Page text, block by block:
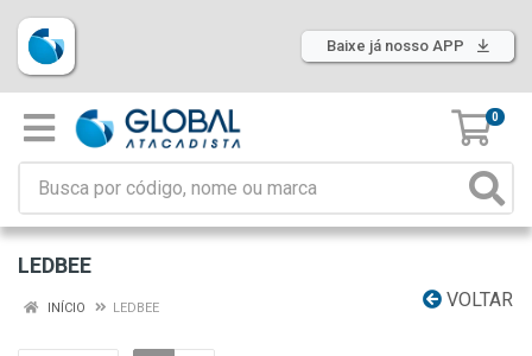
Baixe já nosso APP
0
LEDBEE
VOLTAR
INÍCIO LEDBEE